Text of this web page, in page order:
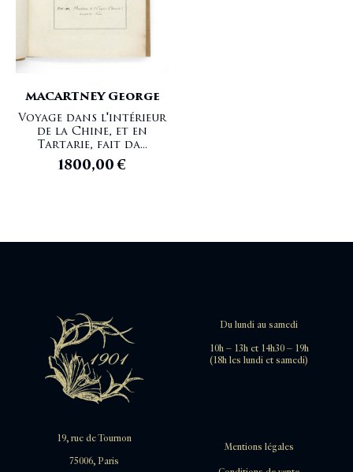
MACARTNEY George
Voyage dans l'intérieur
de la Chine, et en
Tartarie, fait da...
1800,00€
Du lundi au samedi
10h – 13h et 14h30 – 19h
(18h les lundi et samedi)
19, rue de Tournon
75006, Paris
Mentions légales